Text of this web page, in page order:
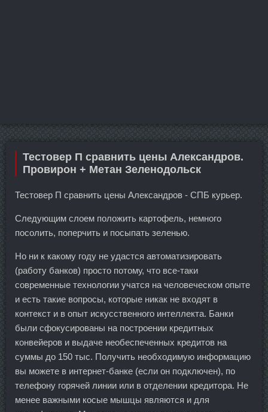
Тестовер П сравнить цены Александров.
Провирон + Метан Зеленодольск
Тестовер П сравнить цены Александров - СПБ курьер.
Следующим слоем положить картофель, немного
посолить, поперчить и посыпать зеленью.
Но ни к какому году не удастся автоматизировать
(работу банков) просто потому, что все-таки
современные технологии учатся на человеческом опыте
и есть такие вопросы, которые никак не входят в
контекст и в опыт искусственного интеллекта. Банки
были сфокусированы на построении кредитных
конвейеров и выдаче необеспеченных кредитов на
суммы до 150 тыс. Получить необходимую информацию
вы можете в интернет-банке (если он подключен), по
телефону горячей линии или в отделении кредитора. Не
менее важными косые мышцы являются и для